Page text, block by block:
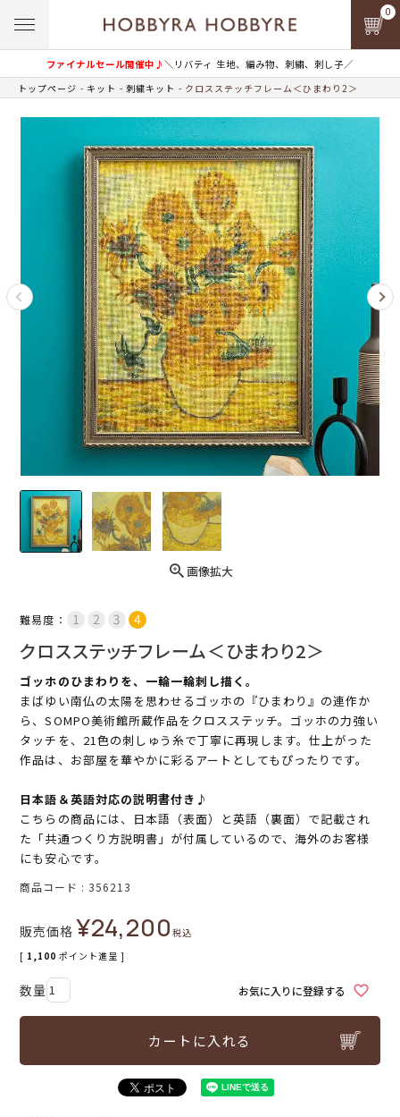
ファイナルセール開催中♪＼リバティ 生地、編み物、刺繍、刺し子／
0
トップページ キット 刺繍キット クロスステッチフレーム＜ひまわり2＞
画像拡大
難易度：
クロスステッチフレーム＜ひまわり2＞
ゴッホのひまわりを、一輪一輪刺し描く。
まばゆい南仏の太陽を思わせるゴッホの『ひまわり』の連作か
ら、SOMPO美術館所蔵作品をクロスステッチ。ゴッホの力強い
タッチを、21色の刺しゅう糸で丁寧に再現します。仕上がった
作品は、お部屋を華やかに彩るアートとしてもぴったりです。
日本語＆英語対応の説明書付き♪
こちらの商品には、日本語（表面）と英語（裏面）で記載され
た「共通つくり方説明書」が付属しているので、海外のお客様
にも安心です。
商品コード 356213
販売価格 ¥24,200税込
[ 1,100 ポイント進呈 ]
お気に入りに登録する
カートに入れる